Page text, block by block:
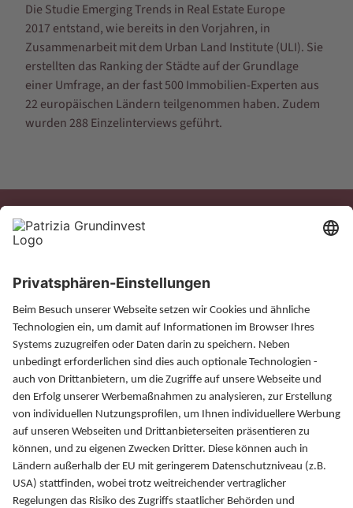
Die Studie Emerging Trends in Real Estate Europe
2017 entstand, wie bereits in den Vorjahren, in
Zusammenarbeit mit dem Urban Land Institute (ULI). Sie
erstellten das Ranking der Städte auf der Grundlage
einer Umfrage, an der fast 500 Immobilien-Experten aus
22 europäischen Ländern teilgenommen haben. Zudem
wurden 288 Einzelinterviews geführt.
Xing
Magazin
Finanzlexikon
FAQ
Kontakt
PATRIZIA GrundInvest